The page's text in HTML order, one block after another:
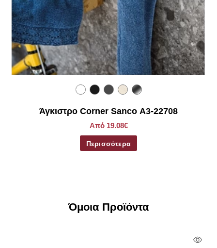
Άγκιστρο Corner Sanco A3-22708
Από 19.08€
Περισσότερα
Όμοια Προϊόντα